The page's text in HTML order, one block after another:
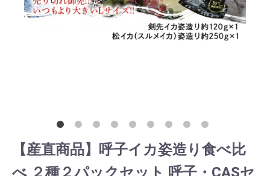
【産直商品】呼子イカ姿造り食べ比
べ ２種２パックセット 呼子・CASセ